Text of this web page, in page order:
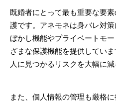
既婚者にとって最も重要な要
護です。アネモネは身バレ対
ぼかし機能やプライベートモ
ざまな保護機能を提供してい
人に見つかるリスクを大幅に減
また、個人情報の管理も厳格